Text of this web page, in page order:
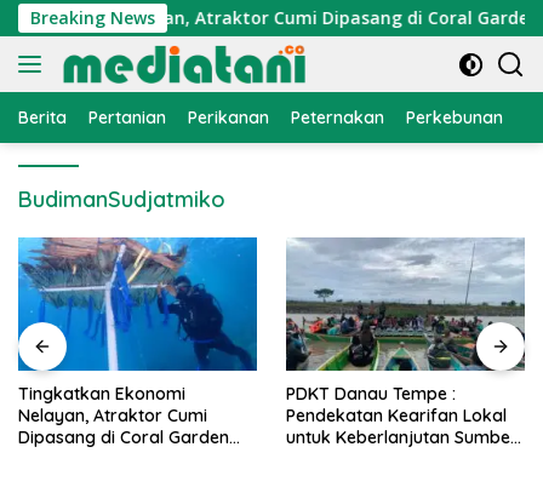
Langsung
ke
konten
Breaking News
Nelayan, Atraktor Cumi Dipasang di Coral Garden
Berita Pertanian Perikanan Peternakan Perkebunan
BudimanSudjatmiko
PDKT Danau Tempe :
Pendekatan Kearifan Lokal
untuk Keberlanjutan Sumber
Cara Mengatasi Penyakit
PMK pada Sapi Perah Secara
Alami dan Medis